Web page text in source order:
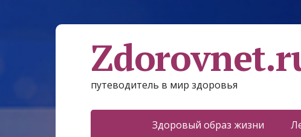
путеводитель в мир здоровья
Здоровый образ жизни